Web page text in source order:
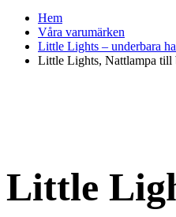
Hem
Våra varumärken
Little Lights – underbara
Little Lights, Nattlampa till
Little